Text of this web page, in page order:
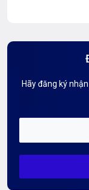
Hướng dẫn Tên
Kiến thức AI
Mỗi tuần 01
Hãy đăng ký